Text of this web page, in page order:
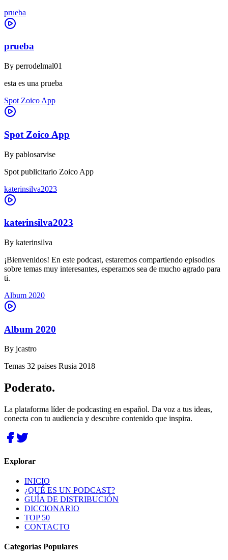
prueba
prueba
By perrodelmal01
esta es una prueba
Spot Zoico App
Spot Zoico App
By pablosarvise
Spot publicitario Zoico App
katerinsilva2023
katerinsilva2023
By katerinsilva
¡Bienvenidos! En este podcast, estaremos compartiendo episodios
sobre temas muy interesantes, esperamos sea de mucho agrado para
ti.
Album 2020
Album 2020
By jcastro
Temas 32 paises Rusia 2018
Poderato.
La plataforma líder de podcasting en español. Da voz a tus ideas,
conecta con tu audiencia y descubre contenido que inspira.
Explorar
INICIO
¿QUÉ ES UN PODCAST?
GUÍA DE DISTRIBUCIÓN
DICCIONARIO
TOP 50
CONTACTO
Categorías Populares